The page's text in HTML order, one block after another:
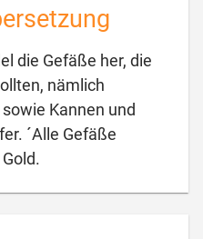
die Gefäße her, die
nämlich
Kannen und
´Alle Gefäße